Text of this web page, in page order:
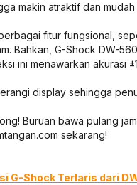
makin atraktif dan mudah
fitur fungsional,
Bahkan, G-Shock DW-
ini menawarkan akurasi
display sehingga
Buruan bawa pulang
sekarang!
G-Shock Terlaris dari